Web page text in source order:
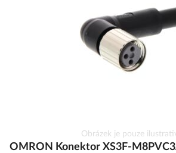
na
Obrázek je pouze
OMRON Konektor XS3F-